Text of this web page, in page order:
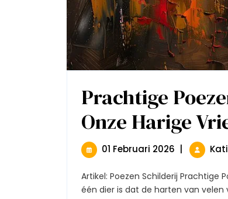
Prachtige
Onze Harige
01 Februari 2026 01
Februari
2026
Artikel: Poezen Schilderij Prachtige Poezen Schilderijen: Een Ode aan Onze Harige Vrienden Als er
één dier is dat de harten van velen